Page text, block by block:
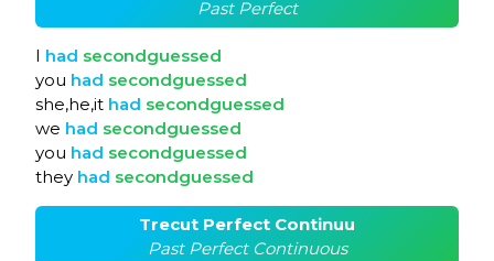
Past Perfect
I had secondguessed
you had secondguessed
she,he,it had secondguessed
we had secondguessed
you had secondguessed
they had secondguessed
Trecut Perfect Continuu
Past Perfect Continuous